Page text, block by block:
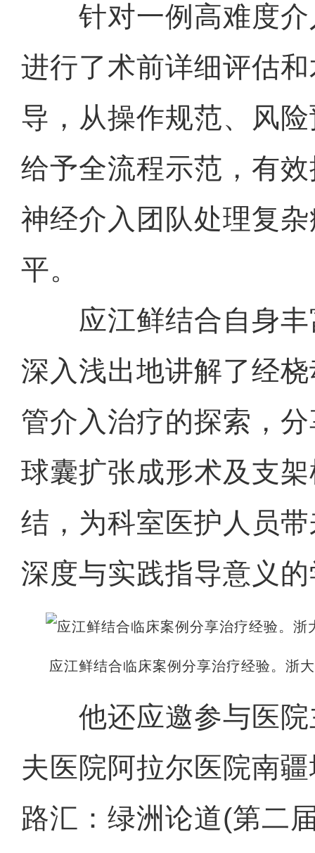
针对一例高难度介
进行了术前详细评估
导，从操作规范、风
给予全流程示范，有
神经介入团队处理复
平。
应江鲜结合自身丰
深入浅出地讲解了经
管介入治疗的探索，
球囊扩张成形术及支
结，为科室医护人员
深度与实践指导意义
应江鲜结合临床案例分享治疗经验。浙
他还应邀参与医院
夫医院阿拉尔医院南
路汇：绿洲论道(第二